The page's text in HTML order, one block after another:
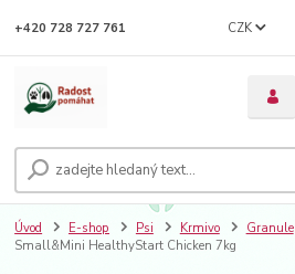
CZK
+420 728 727 761
Úvod E-shop Psi Krmivo Granule
Small&Mini HealthyStart Chicken 7kg